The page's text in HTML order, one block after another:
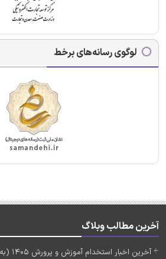
لوگوی رسانه‌های برخط
آخرین مطالب وبلاگ
آخرین اخبار استخدام آموزش و پرورش 1405 (به زودی)